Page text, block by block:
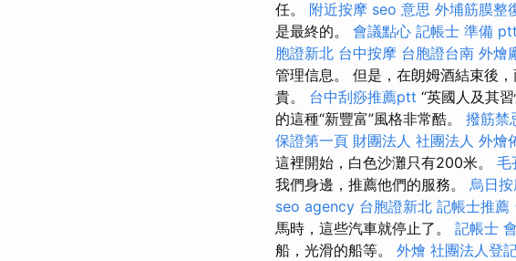
任。 附近按摩 seo 意思 外埔筋膜整
是最終的。 會議點心 記帳士 準備 ptt
胞證新北 台中按摩 台胞證台南 外燴
管理信息。 但是，在朗姆酒結束後
貴。 台中刮痧推薦ptt “英國人及其
的這種“新豐富”風格非常酷。 撥筋禁
保證第一頁 財團法人 社團法人 外燴
這裡開始，白色沙灘只有200米。 毛
我們身邊，推薦他們的服務。 烏日
seo agency 台胞證新北 記帳士推薦
馬時，這些汽車就停止了。 記帳士
船，光滑的船等。 外燴 社團法人登